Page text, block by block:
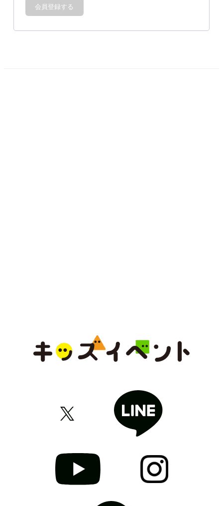
会員登録する